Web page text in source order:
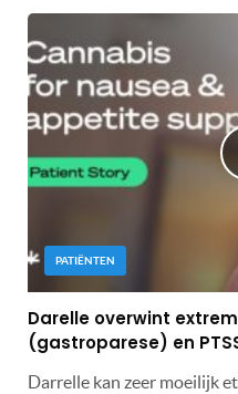
PATIËNTEN
Darelle overwint
(gastroparese) en
Darrelle kan zeer moeilijk